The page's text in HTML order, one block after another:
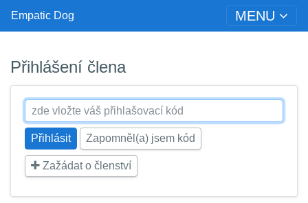
Empatic Dog MENU
Přihlášení člena
Zapomněl(a) jsem kód
Zažádat o členství